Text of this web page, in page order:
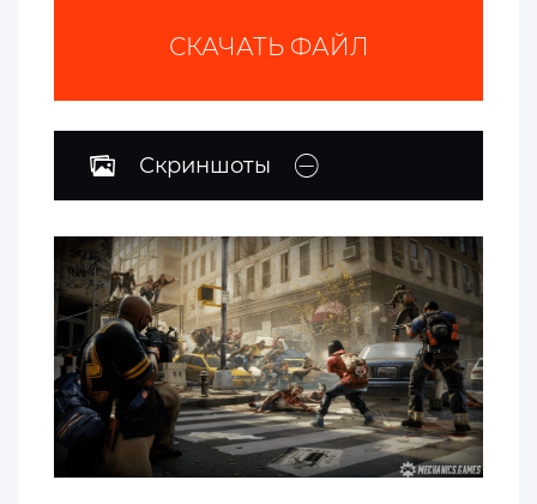
СКАЧАТЬ ФАЙЛ
Скриншоты